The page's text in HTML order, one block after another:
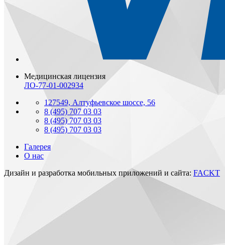
Медицинская лицензия
ЛО-77-01-002934
127549, Алтуфьевское шоссе, 56
8 (495) 707 03 03
8 (495) 707 03 03
8 (495) 707 03 03
Галерея
О нас
Дизайн и разработка мобильных приложений и сайта: FACKT